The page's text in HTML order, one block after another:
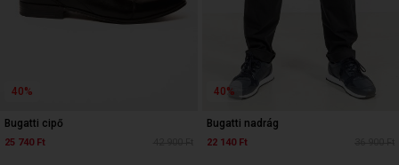
40%
Bugatti cipő
25 740 Ft
40%
Bugatti nadrág
22 140 Ft